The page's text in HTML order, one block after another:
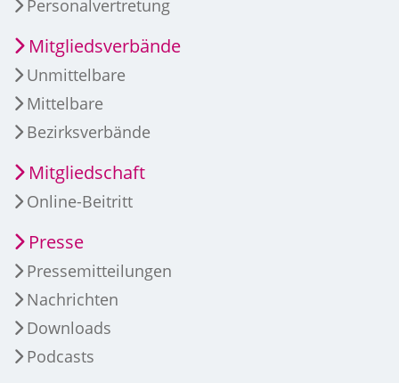
Personalvertretung
Mitgliedsverbände
Unmittelbare
Mittelbare
Bezirksverbände
Mitgliedschaft
Online-Beitritt
Presse
Pressemitteilungen
Nachrichten
Downloads
Podcasts